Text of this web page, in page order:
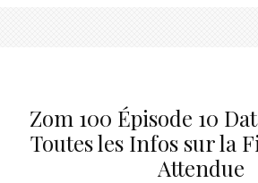
Zom 100 Épisode 10
Toutes les Infos sur la
Attendue